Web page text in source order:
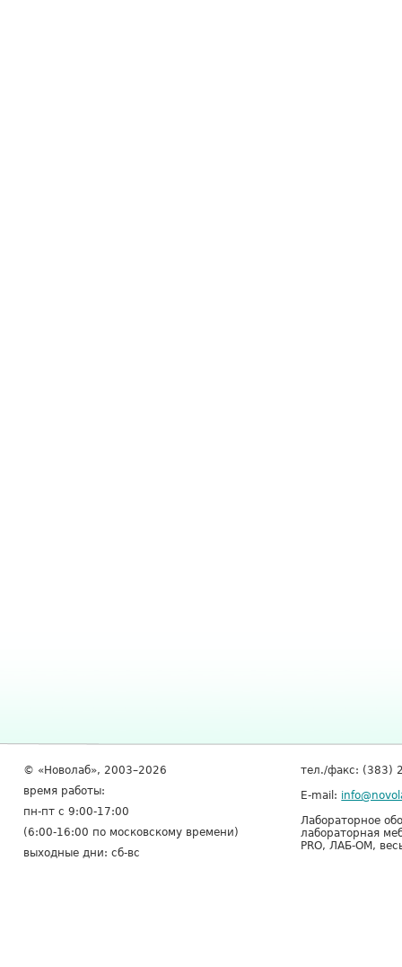
© «Новолаб», 2003–2026
время работы:
пн-пт с 9:00-17:00
(6:00-16:00 по московскому времени)
выходные дни: сб-вс
тел./факс: (383)
E-mail:
Лабораторное
лабораторная
PRO, ЛАБ-ОМ,